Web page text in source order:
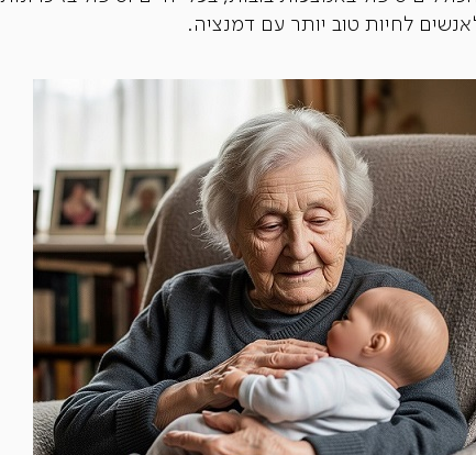
לחיות טוב יותר עם דמנציה.